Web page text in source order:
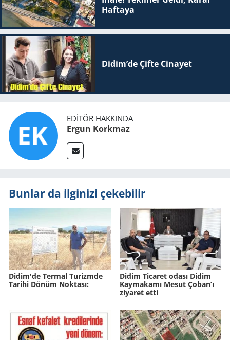
Haftaya
Didim’de Çifte Ci­na­yet
EDITÖR HAKKINDA
Ergun Korkmaz
Bunlar da ilginizi çekebilir
Didim'de Ter­mal Tu­rizm­de
Ta­ri­hi Dönüm Nok­ta­sı:
Didim Ticaret odası Didim
Kaymakamı Mesut Çoban’ı
ziyaret etti